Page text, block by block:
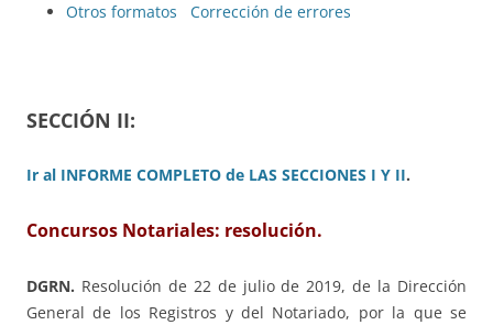
Otros formatos
Corrección de errores
SECCIÓN II:
Ir al INFORME COMPLETO de LAS SECCIONES I Y II.
Concursos Notariales: resolución.
DGRN. Resolución de 22 de julio de 2019, de la Dirección
General de los Registros y del Notariado, por la que se